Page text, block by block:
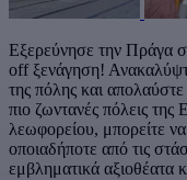
Εξερεύνησε την Πράγα
off ξενάγηση!
της πόλης και απολαύστε
πιο ζωντανές πόλεις
λεωφορείου, μπορείτε να
οποιαδήποτε από τις
εμβληματικά αξιοθέατα